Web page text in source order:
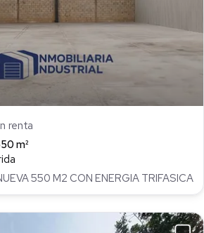
renta
m²
550 M2 CON ENERGIA TRIFASICA